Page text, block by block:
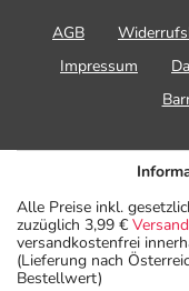
AGB
Impressum
Alle Preise inkl.
zuzüglich 3,99 €
versandkostenfrei
(Lieferung nach
Bestellwert)